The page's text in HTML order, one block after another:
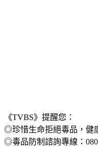
《TVBS》提醒您：
◎珍惜生命拒絕毒品，健
◎毒品防制諮詢專線：